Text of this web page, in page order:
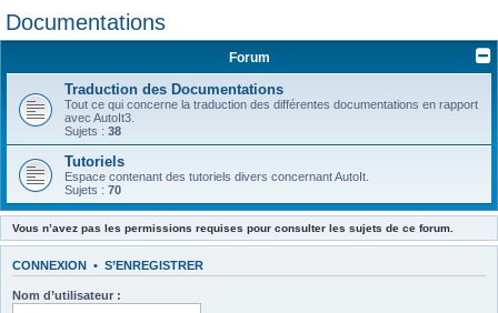
e
r
e
Documentations
Forum
Traduction des Documentations
Tout ce qui concerne la traduction des différentes documentations en rapport
avec AutoIt3.
Sujets : 38
Tutoriels
Espace contenant des tutoriels divers concernant AutoIt.
Sujets : 70
Vous n’avez pas les permissions requises pour consulter les sujets de ce forum.
CONNEXION • S’ENREGISTRER
Nom d’utilisateur :